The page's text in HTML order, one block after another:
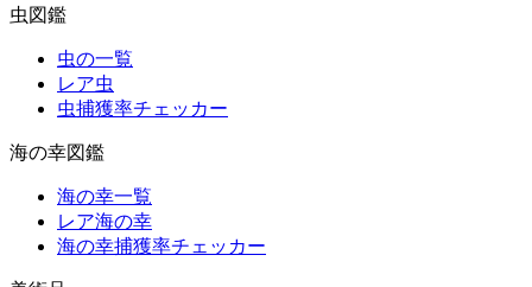
虫図鑑
虫の一覧
レア虫
虫捕獲率チェッカー
海の幸図鑑
海の幸一覧
レア海の幸
海の幸捕獲率チェッカー